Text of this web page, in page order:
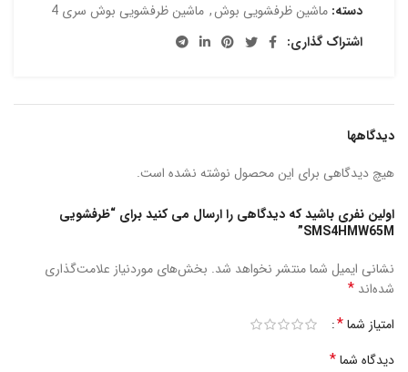
دسته: ماشین ظرفشویی بوش, ماشین ظرفشویی بوش سری 4
اشتراک گذاری:
دیدگاهها
هیچ دیدگاهی برای این محصول نوشته نشده است.
اولین نفری باشید که دیدگاهی را ارسال می کنید برای “ظرفشویی
SMS4HMW65M”
نشانی ایمیل شما منتشر نخواهد شد. بخش‌های موردنیاز علامت‌گذاری
شده‌اند *
امتیاز شما*
دیدگاه شما*